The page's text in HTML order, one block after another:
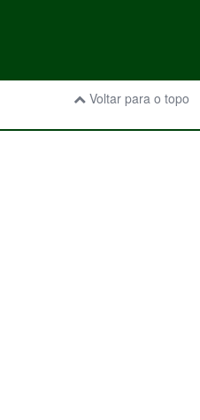
Voltar para o topo